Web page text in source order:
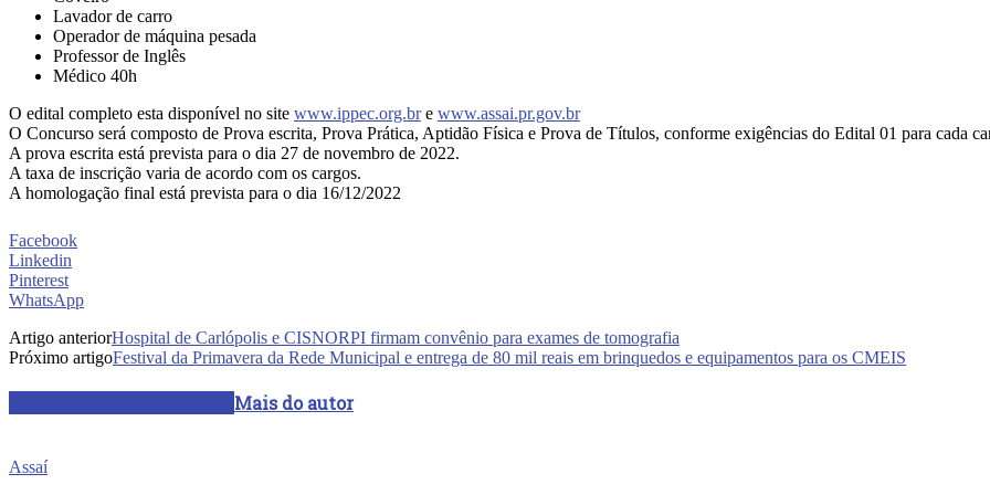
Lavador de carro
Operador de máquina pesada
Professor de Inglês
Médico 40h
O edital completo esta disponível no site www.ippec.org.bre www.assai.pr.gov.br
O Concurso será composto de Prova escrita, Prova Prática, Aptidão Física e Prova de Títulos, conforme exigências do Edital 01 para cada
A prova escrita está prevista para o dia 27 de novembro de 2022.
A taxa de inscrição varia de acordo com os cargos.
A homologação final está prevista para o dia 16/12/2022
Facebook
Linkedin
Pinterest
WhatsApp
Artigo anteriorHospital de Carlópolis e CISNORPI firmam convênio para exames de tomografia
Próximo artigoFestival da Primavera da Rede Municipal e entrega de 80 mil reais em brinquedos e equipamentos para os CMEIS
Mais do autor
Assaí